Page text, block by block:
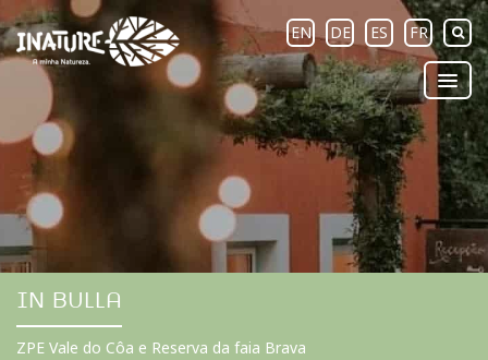
EN DE ES FR
IN BULLA
ZPE Vale do Côa e Reserva da faia Brava